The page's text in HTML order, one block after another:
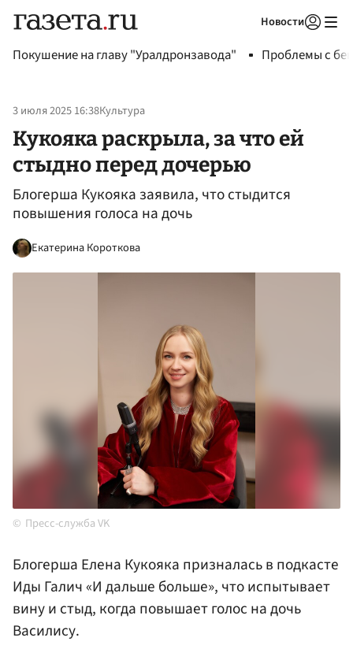
Новости
Покушение на главу "Уралдронзавода" Проблемы с
3 июля 2025 16:38Культура
Кукояка раскрыла, за что ей
стыдно перед дочерью
Блогерша Кукояка заявила, что стыдится
повышения голоса на дочь
Екатерина Короткова
Пресс-служба VK
Блогерша Елена Кукояка призналась в подкасте
Иды Галич «И дальше больше», что испытывает
вину и стыд, когда повышает голос на дочь
Василису.